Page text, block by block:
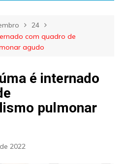
24
com quadro de
agudo
é internado
pulmonar
2022